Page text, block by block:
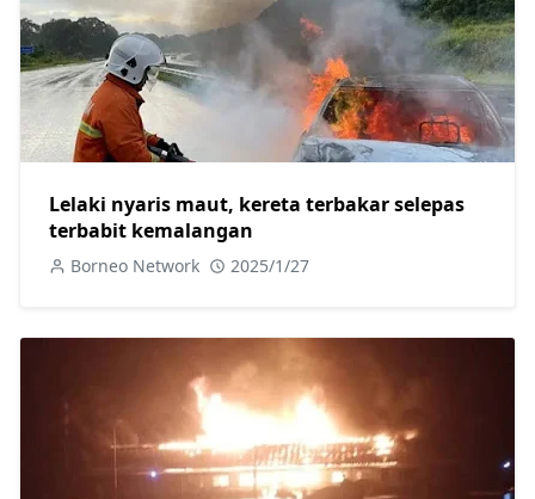
Lelaki nyaris maut, kereta terbakar selepas
terbabit kemalangan
Borneo Network 2025/1/27